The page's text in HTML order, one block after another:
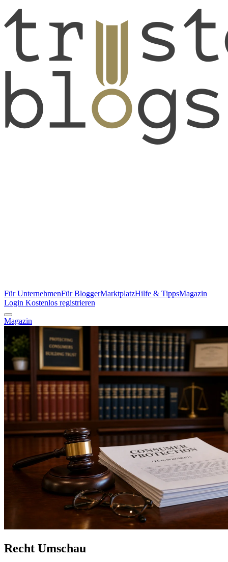
Für UnternehmenFür BloggerMarktplatzHilfe & TippsMagazin
Login Kostenlos registrieren
Magazin
Recht Umschau